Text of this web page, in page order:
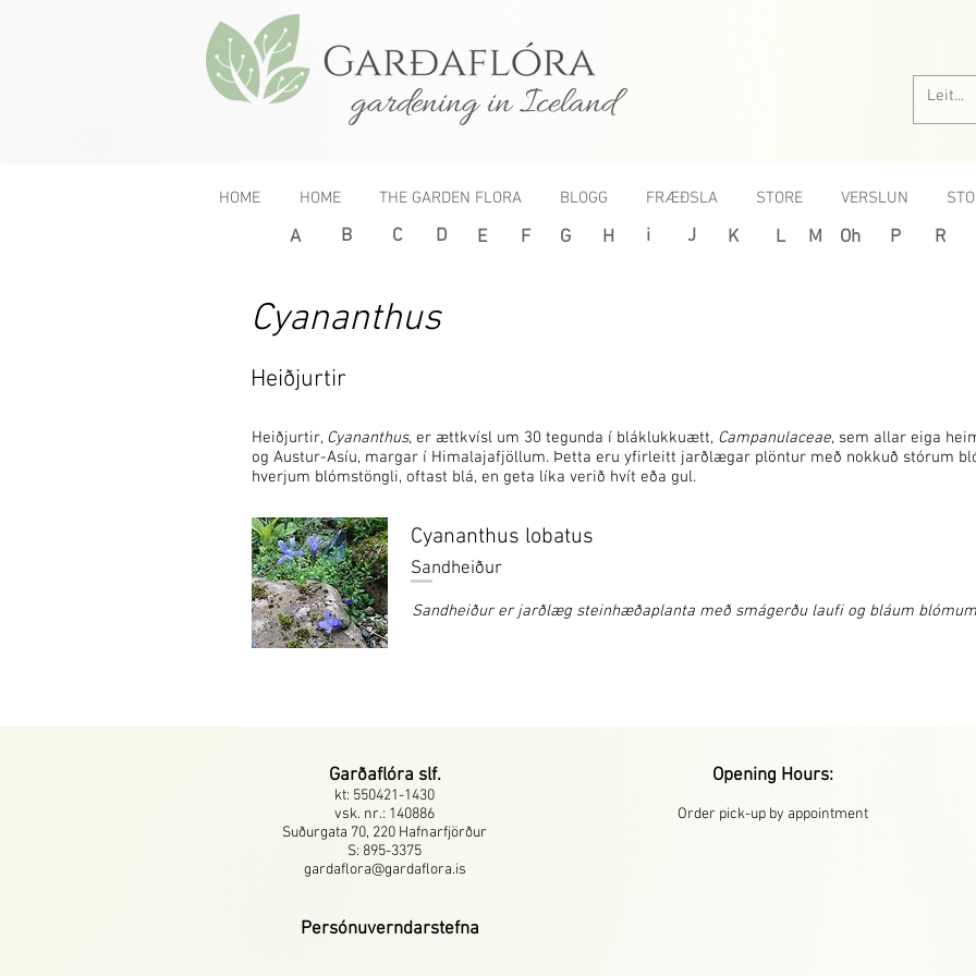
gardening in Iceland
HOME HOME THE GARDEN FLORA BLOGG FRÆÐSLA STORE VERSLUN
Cyananthus
A B C D E F G H i J K L M Oh P R
Heiðjurtir
Heiðjurtir, Cyananthus, er ættkvísl um 30 tegunda í bláklukkuætt, Campanulaceae, sem allar eiga
og Austur-Asíu, margar í Himalajafjöllum. Þetta eru yfirleitt jarðlægar plöntur með nokkuð stórum
hverjum blómstöngli, oftast blá, en geta líka verið hvít eða gul.
Cyananthus lobatus
Sandheiður
Sandheiður er jarðlæg steinhæðaplanta með smágerðu laufi og bláum
Garðaflóra slf.
kt: 550421-1430
vsk. nr.: 140886
Suðurgata 70, 220 Hafnarfjörður
S: 895-3375
gardaflora@gardaflora.is
Opening Hours:
Order pick-up by appointment
Persónuverndarstefna